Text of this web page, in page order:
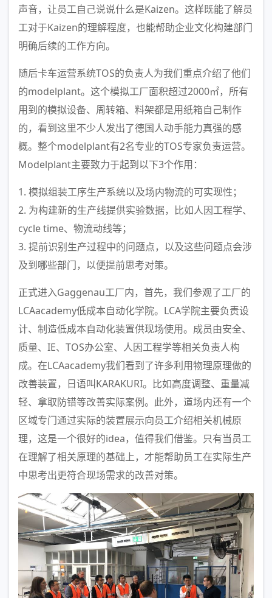
声音，让员工自己说说什么是Kaizen。这样既能了解员
工对于Kaizen的理解程度，也能帮助企业文化构建部门
明确后续的工作方向。
随后卡车运营系统TOS的负责人为我们重点介绍了他们
的modelplant。这个模拟工厂面积超过2000㎡，所有
用到的模拟设备、周转箱、料架都是用纸箱自己制作
的，看到这里不少人发出了德国人动手能力真强的感
概。整个modelplant有2名专业的TOS专家负责运营。
Modelplant主要致力于起到以下3个作用：
1. 模拟组装工序生产系统以及场内物流的可实现性；
2. 为构建新的生产线提供实验数据，比如人因工程学、
cycle time、物流动线等；
3. 提前识别生产过程中的问题点，以及这些问题点会涉
及到哪些部门，以便提前思考对策。
正式进入Gaggenau工厂内，首先，我们参观了工厂的
LCAacademy低成本自动化学院。LCA学院主要负责设
计、制造低成本自动化装置供现场使用。成员由安全、
质量、IE、TOS办公室、人因工程学等相关负责人构
成。在LCAacademy我们看到了许多利用物理原理做的
改善装置，日语叫KARAKURI。比如高度调整、重量减
轻、拿取防错等改善实际案例。此外，道场内还有一个
区域专门通过实际的装置展示向员工介绍相关机械原
理，这是一个很好的idea，值得我们借鉴。只有当员工
在理解了相关原理的基础上，才能帮助员工在实际生产
中思考出更符合现场需求的改善对策。